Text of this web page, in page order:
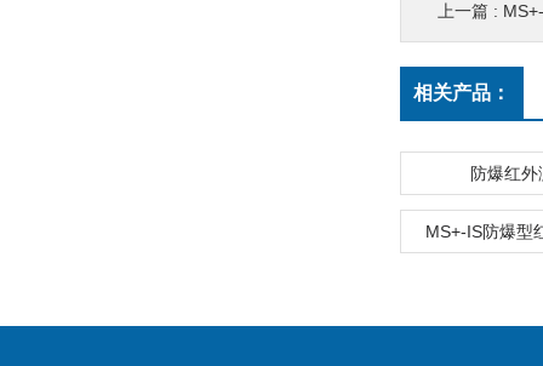
上一篇 :
相关产品：
防爆红外
MS+-IS防爆型